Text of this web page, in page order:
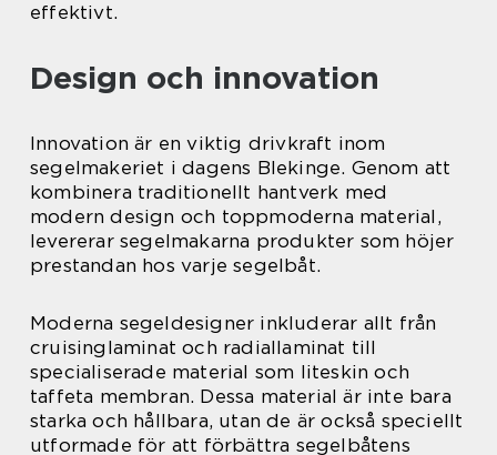
effektivt.
Design och innovation
Innovation är en viktig drivkraft inom
segelmakeriet i dagens Blekinge. Genom att
kombinera traditionellt hantverk med
modern design och toppmoderna material,
levererar segelmakarna produkter som höjer
prestandan hos varje segelbåt.
Moderna segeldesigner inkluderar allt från
cruisinglaminat och radiallaminat till
specialiserade material som liteskin och
taffeta membran. Dessa material är inte bara
starka och hållbara, utan de är också speciellt
utformade för att förbättra segelbåtens